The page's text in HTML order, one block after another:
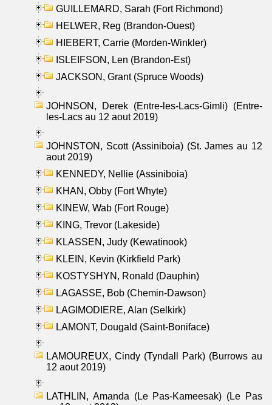
GUILLEMARD, Sarah (Fort Richmond)
HELWER, Reg (Brandon-Ouest)
HIEBERT, Carrie (Morden-Winkler)
ISLEIFSON, Len (Brandon-Est)
JACKSON, Grant (Spruce Woods)
JOHNSON, Derek (Entre-les-Lacs-Gimli) (Entre-
les-Lacs au 12 aout 2019)
JOHNSTON, Scott (Assiniboia) (St. James au 12
aout 2019)
KENNEDY, Nellie (Assiniboia)
KHAN, Obby (Fort Whyte)
KINEW, Wab (Fort Rouge)
KING, Trevor (Lakeside)
KLASSEN, Judy (Kewatinook)
KLEIN, Kevin (Kirkfield Park)
KOSTYSHYN, Ronald (Dauphin)
LAGASSE, Bob (Chemin-Dawson)
LAGIMODIERE, Alan (Selkirk)
LAMONT, Dougald (Saint-Boniface)
LAMOUREUX, Cindy (Tyndall Park) (Burrows au
12 aout 2019)
LATHLIN, Amanda (Le Pas-Kameesak) (Le Pas